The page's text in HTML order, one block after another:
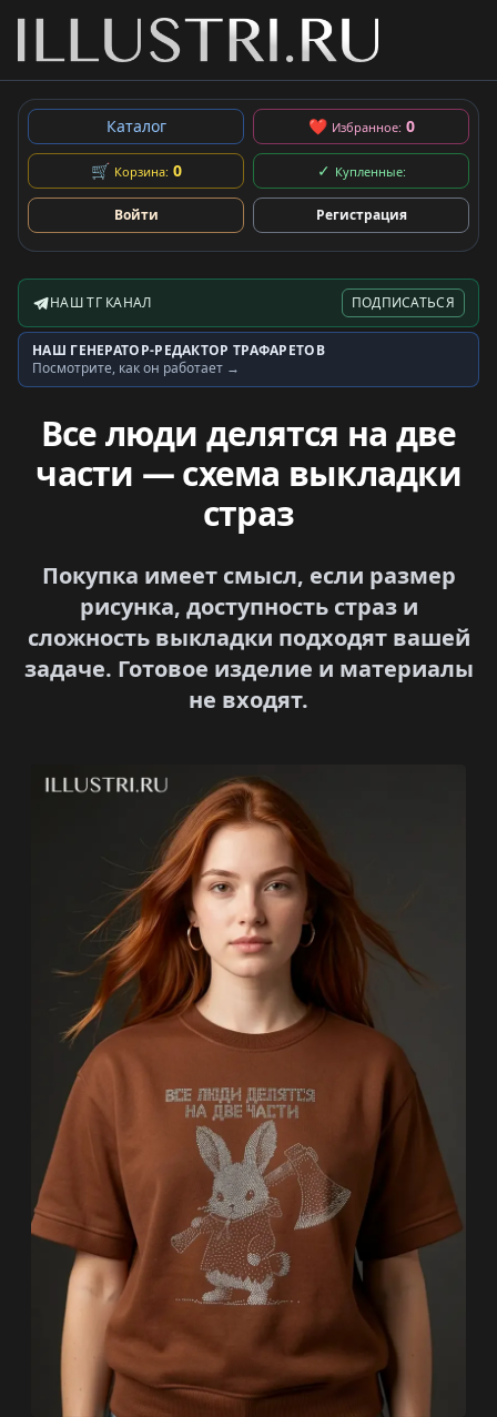
Каталог ❤ Избранное: 0
🛒 Корзина: 0 ✓ Купленные:
Войти Регистрация
Telegram-канал
НАШ ТГ КАНАЛ ПОДПИСАТЬСЯ
Генератор трафаретов
НАШ ГЕНЕРАТОР-РЕДАКТОР ТРАФАРЕТОВ
Посмотрите, как он работает →
Все люди делятся на две
части — схема выкладки
страз
Покупка имеет смысл, если размер
рисунка, доступность страз и
сложность выкладки подходят вашей
задаче. Готовое изделие и материалы
не входят.